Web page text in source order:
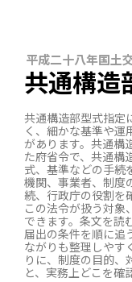
平成二十八年国土
共通構造
共通構造部型式指定
く、細かな基準や
があります。共通構
た府省令で、共通構
式、基準などの手続
機関、事業者、制度
続、行政庁の役割を
この法令が扱う対象
できます。条文を読
届出の条件を順に追
ながりも整理しやす
りに、制度の目的、
と、実務上どこを確